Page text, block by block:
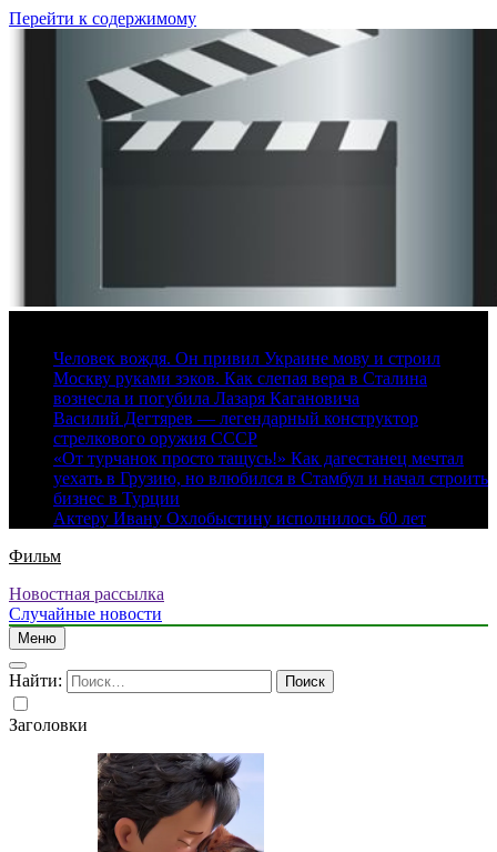
Перейти к содержимому
Человек вождя. Он привил Украине мову и строил
Москву руками зэков. Как слепая вера в Сталина
вознесла и погубила Лазаря Кагановича
Василий Дегтярев — легендарный конструктор
стрелкового оружия СССР
«От турчанок просто тащусь!» Как дагестанец мечтал
уехать в Грузию, но влюбился в Стамбул и начал строить
бизнес в Турции
Актеру Ивану Охлобыстину исполнилось 60 лет
Фильм
Новостная рассылка
Случайные новости
Меню
Найти:
Заголовки